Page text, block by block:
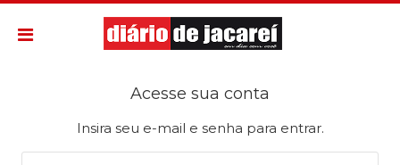
Acesse sua conta
Insira seu e-mail e senha para entrar.